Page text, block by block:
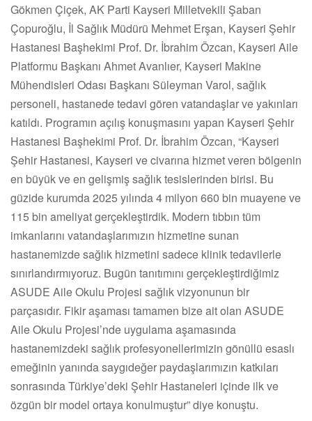
Gökmen Çiçek, AK Parti Kayseri Milletvekili Şaban
Çopuroğlu, İl Sağlık Müdürü Mehmet Erşan, Kayseri Şehir
Hastanesi Başhekimi Prof. Dr. İbrahim Özcan, Kayseri Aile
Platformu Başkanı Ahmet Avanlıer, Kayseri Makine
Mühendisleri Odası Başkanı Süleyman Varol, sağlık
personeli, hastanede tedavi gören vatandaşlar ve yakınları
katıldı. Programın açılış konuşmasını yapan Kayseri Şehir
Hastanesi Başhekimi Prof. Dr. İbrahim Özcan, “Kayseri
Şehir Hastanesi, Kayseri ve civarına hizmet veren bölgenin
en büyük ve en gelişmiş sağlık tesislerinden birisi. Bu
güzide kurumda 2025 yılında 4 milyon 660 bin muayene ve
115 bin ameliyat gerçekleştirdik. Modern tıbbın tüm
imkanlarını vatandaşlarımızın hizmetine sunan
hastanemizde sağlık hizmetini sadece klinik tedavilerle
sınırlandırmıyoruz. Bugün tanıtımını gerçekleştirdiğimiz
ASUDE Aile Okulu Projesi sağlık vizyonunun bir
parçasıdır. Fikir aşaması tamamen bize ait olan ASUDE
Aile Okulu Projesi’nde uygulama aşamasında
hastanemizdeki sağlık profesyonellerimizin gönüllü esaslı
emeğinin yanında saygıdeğer paydaşlarımızın katkıları
sonrasında Türkiye’deki Şehir Hastaneleri içinde ilk ve
özgün bir model ortaya konulmuştur” diye konuştu.